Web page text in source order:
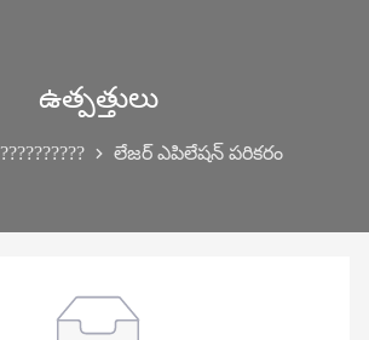
ఉత్పత్తులు
?????????? లేజర్ ఎపిలేషన్ పరికరం